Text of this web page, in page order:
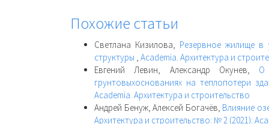
Похожие статьи
Светлана Кизилова, Резервное жилище в
структуры Academia. Архитектура и
Евгений Левин, Александр Окунев, О
грунтовыхоснованиях на теплопотери
Academia. Архитектура и строительство
Андрей Бенуж, Алексей Богачёв, Влияние
Архитектура и строительство: № 2 (2021):